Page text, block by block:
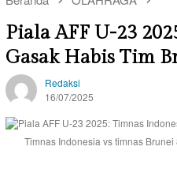
Piala AFF U-23
Gasak Habis Tim
Redaksi
16/07/2025
Timnas Indonesia vs timnas